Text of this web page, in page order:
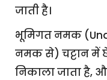
जाती है।
भूमिगत नमक
नमक से) चट्टान
निकाला जाता